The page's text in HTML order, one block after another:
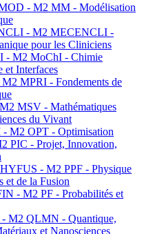
- M2 MM - Modélisation
- M2 MECENCLI -
pour les Cliniciens
- M2 MoChI - Chimie
et Interfaces
MPRI - Fondements de
MSV - Mathématiques
du Vivant
M2 OPT - Optimisation
PIC - Projet, Innovation,
- M2 PPF - Physique
et de la Fusion
- M2 PF - Probabilités et
M2 QLMN - Quantique,
et Nanosciences